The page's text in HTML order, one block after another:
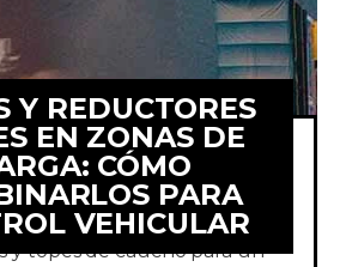
Y REDUCTORES
EN ZONAS DE
CÓMO
PARA
VEHICULAR
patio de maniobras de tu
Descubre cómo instalar
y topes de caucho para un